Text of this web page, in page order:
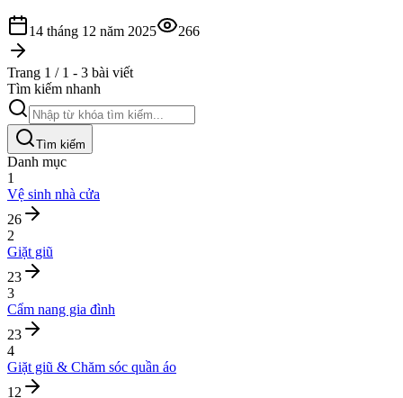
14 tháng 12 năm 2025 266
Trang 1 / 1 - 3 bài viết
Tìm kiếm nhanh
Tìm kiếm
Danh mục
1
Vệ sinh nhà cửa
26
2
Giặt giũ
23
3
Cẩm nang gia đình
23
4
Giặt giũ & Chăm sóc quần áo
12